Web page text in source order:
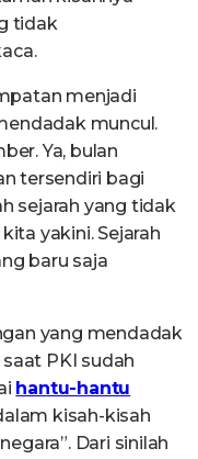
tidak
menjadi
muncul.
Ya, bulan
tersendiri bagi
sejarah yang tidak
yakini. Sejarah
baru saja
yang mendadak
PKI sudah
hantu-hantu
kisah-kisah
Dari sinilah